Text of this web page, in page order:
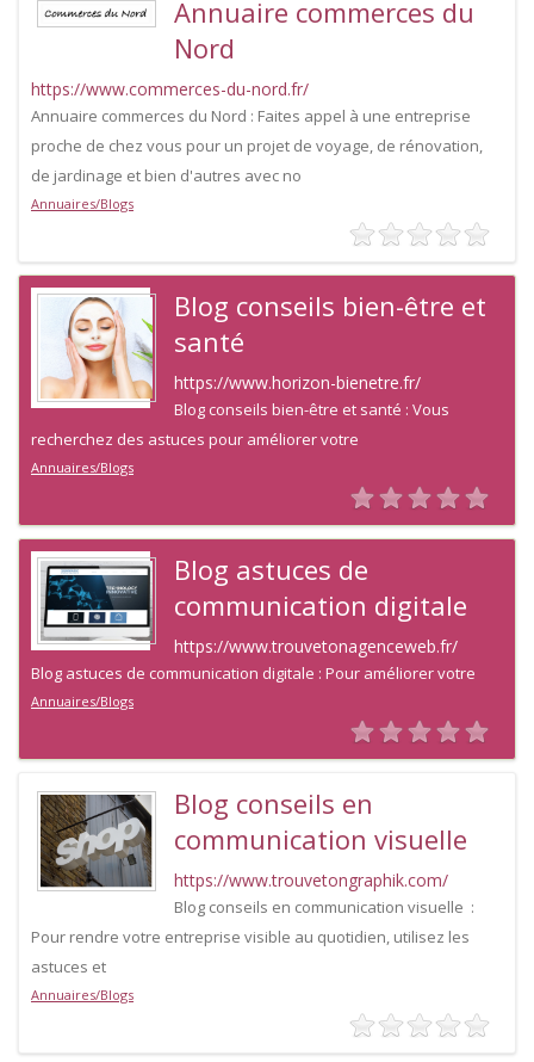
Annuaire commerces du
Nord
https://www.commerces-du-nord.fr/
Annuaire commerces du Nord : Faites appel à une entreprise
proche de chez vous pour un projet de voyage, de rénovation,
de jardinage et bien d'autres avec no
Annuaires/Blogs
Blog conseils bien-être et
santé
https://www.horizon-bienetre.fr/
Blog conseils bien-être et santé : Vous
recherchez des astuces pour améliorer votre
Annuaires/Blogs
Blog astuces de
communication digitale
https://www.trouvetonagenceweb.fr/
Blog astuces de communication digitale : Pour améliorer votre
Annuaires/Blogs
Blog conseils en
communication visuelle
https://www.trouvetongraphik.com/
Blog conseils en communication visuelle :
Pour rendre votre entreprise visible au quotidien, utilisez les
astuces et
Annuaires/Blogs